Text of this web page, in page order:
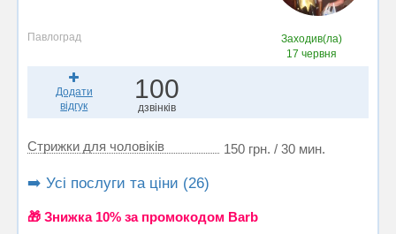
Павлоград
Заходив(ла)
17 червня
Додати
відгук
100
дзвінків
Стрижки для чоловіків 150 грн. / 30 мин.
➡️ Усі послуги та ціни (26)
🎁 Знижка 10% за промокодом Barb